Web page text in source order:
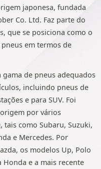
japonesa, fundada
Co. Ltd. Faz parte do
que se posiciona como o
em termos de
gama de pneus adequados
incluindo pneus de
e para SUV. Foi
por vários
como Subaru, Suzuki,
e Mercedes. Por
os modelos Up, Polo
Honda e a mais recente